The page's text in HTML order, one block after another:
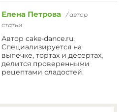
Елена Петрова
/ автор
статьи
Автор cake-dance.ru.
Специализируется на
выпечке, тортах и десертах,
делится проверенными
рецептами сладостей.